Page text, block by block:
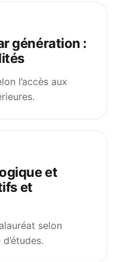
génération :
l’accès aux
et
et
selon